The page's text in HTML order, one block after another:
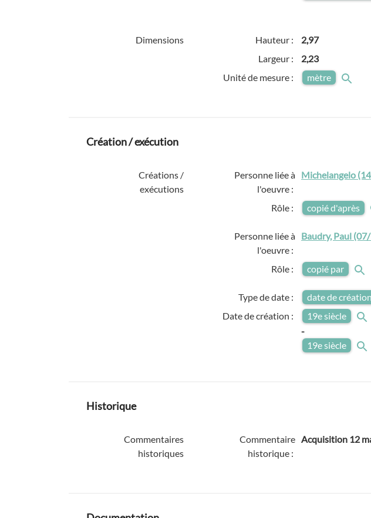
Dimensions Hauteur :
2,97
Largeur :
2,23
Unité de mesure :
mètre
Création / exécution
Créations /
exécutions
Personne liée à
l'oeuvre :
Michelangelo
Rôle : copié d'après
Personne liée à
l'oeuvre :
Baudry, Paul
Rôle : copié par
Type de date :
date de création
Date de création :
19e siècle
-
19e siècle
Historique
Commentaires
historiques
Commentaire
historique :
Acquisition 12